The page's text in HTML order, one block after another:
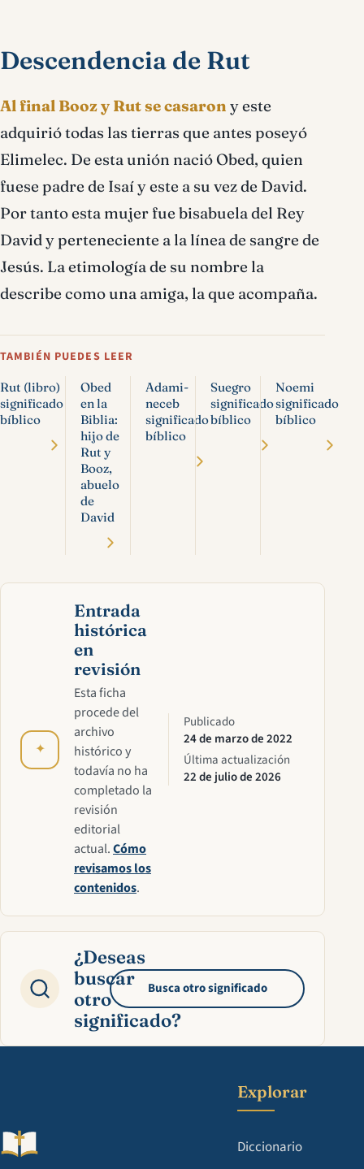
Descendencia de Rut
Al final Booz y Rut se casaron y este
adquirió todas las tierras que antes poseyó
Elimelec. De esta unión nació Obed, quien
fuese padre de Isaí y este a su vez de David.
Por tanto esta mujer fue bisabuela del Rey
David y perteneciente a la línea de sangre de
Jesús. La etimología de su nombre la
describe como una amiga, la que acompaña.
TAMBIÉN PUEDES LEER
Rut (libro)
significado
bíblico
Obed
en la
Biblia:
hijo de
Rut y
Booz,
abuelo
de
David
Adami-
neceb
significado
bíblico
Suegro
significado
bíblico
Noemi
significado
bíblico
✦
Entrada
histórica
en
revisión
Esta ficha
procede del
archivo
histórico y
todavía no ha
completado la
revisión
editorial
actual.Cómo
revisamos los
contenidos.
Publicado
24 de marzo de 2022
Última actualización
22 de julio de 2026
¿Deseas
buscar
otro
significado?
Busca otro significado
Explorar
Diccionario